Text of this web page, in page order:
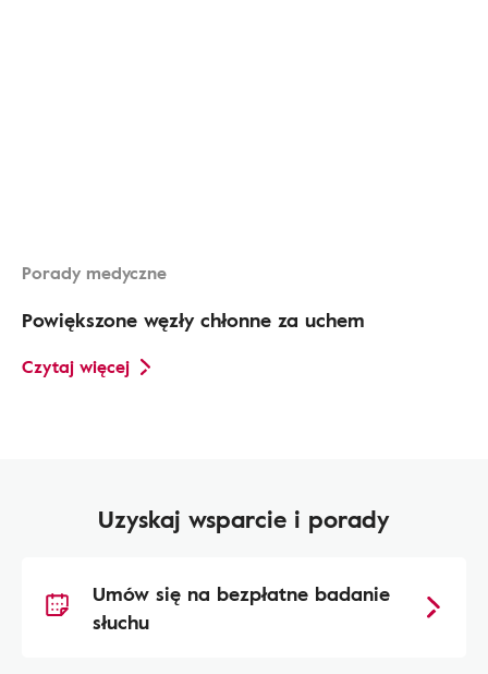
Porady medyczne
Powiększone węzły chłonne za uchem
Czytaj więcej
Uzyskaj wsparcie i porady
Umów się na bezpłatne badanie
słuchu